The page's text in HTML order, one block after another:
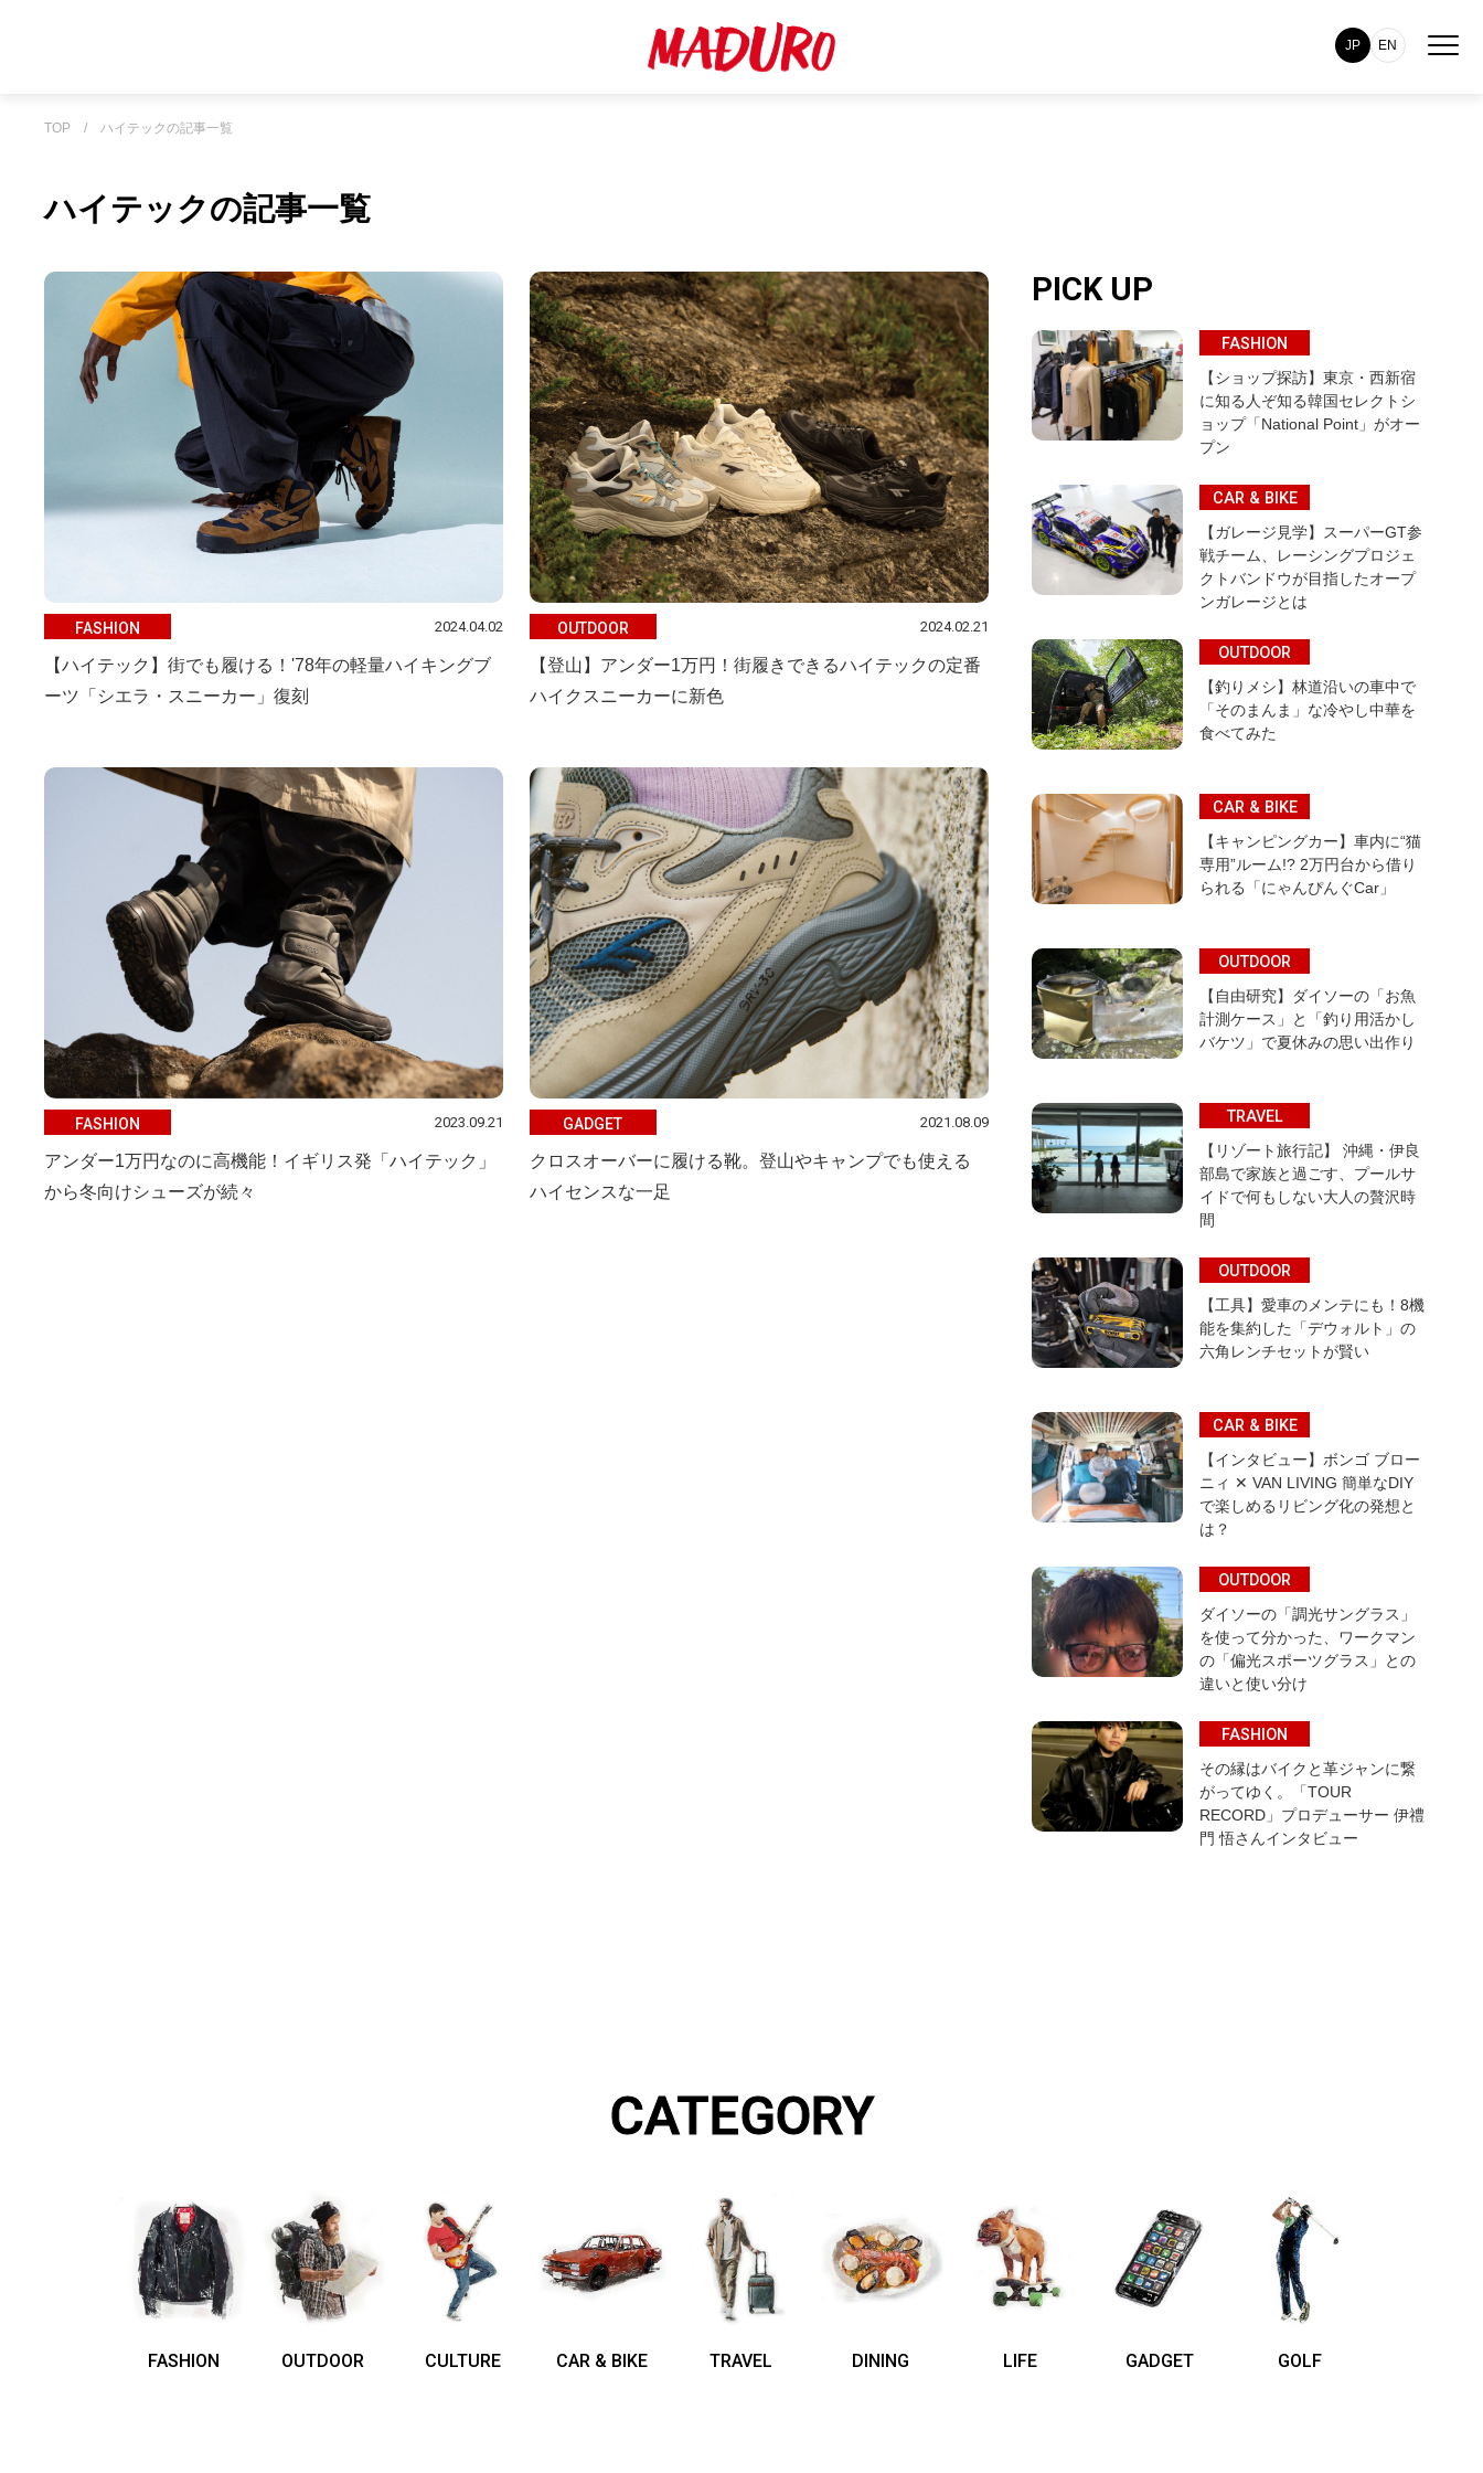
JP EN
TOP / ハイテックの記事一覧
ハイテックの記事一覧
FASHION 2024.04.02
【ハイテック】街でも履ける！'78年の軽量ハイキングブ
ーツ「シエラ・スニーカー」復刻
OUTDOOR 2024.02.21
【登山】アンダー1万円！街履きできるハイテックの定番
ハイクスニーカーに新色
FASHION 2023.09.21
アンダー1万円なのに高機能！イギリス発「ハイテック」
から冬向けシューズが続々
GADGET 2021.08.09
クロスオーバーに履ける靴。登山やキャンプでも使える
ハイセンスな一足
PICK UP
FASHION
【ショップ探訪】東京・西新宿
に知る人ぞ知る韓国セレクトシ
ョップ「National Point」がオー
プン
CAR & BIKE
【ガレージ見学】スーパーGT参
戦チーム、レーシングプロジェ
クトバンドウが目指したオープ
ンガレージとは
OUTDOOR
【釣りメシ】林道沿いの車中で
「そのまんま」な冷やし中華を
食べてみた
CAR & BIKE
【キャンピングカー】車内に“猫
専用”ルーム!? 2万円台から借り
られる「にゃんぴんぐCar」
OUTDOOR
【自由研究】ダイソーの「お魚
計測ケース」と「釣り用活かし
バケツ」で夏休みの思い出作り
TRAVEL
【リゾート旅行記】 沖縄・伊良
部島で家族と過ごす、プールサ
イドで何もしない大人の贅沢時
間
OUTDOOR
【工具】愛車のメンテにも！8機
能を集約した「デウォルト」の
六角レンチセットが賢い
CAR & BIKE
【インタビュー】ボンゴ ブロー
ニィ ✕ VAN LIVING 簡単なDIY
で楽しめるリビング化の発想と
は？
OUTDOOR
ダイソーの「調光サングラス」
を使って分かった、ワークマン
の「偏光スポーツグラス」との
違いと使い分け
FASHION
その縁はバイクと革ジャンに繋
がってゆく。「TOUR
RECORD」プロデューサー 伊禮
門 悟さんインタビュー
CATEGORY
FASHION OUTDOOR CULTURE CAR & BIKE TRAVEL DINING LIFE GADGET GOLF